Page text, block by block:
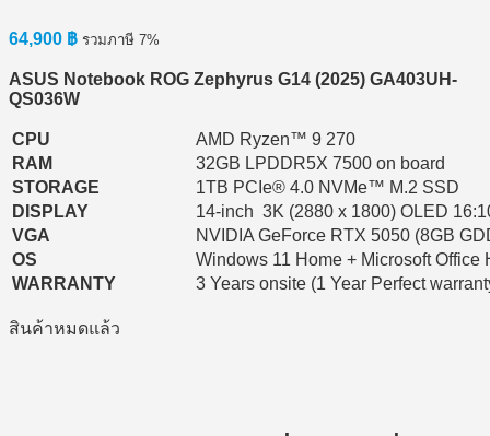
64,900 ฿ รวมภาษี 7%
ASUS Notebook ROG Zephyrus G14 (2025) GA403UH-
QS036W
CPU
AMD Ryzen™ 9 270
RAM
32GB LPDDR5X 7500 on board
STORAGE
1TB PCIe® 4.0 NVMe™ M.2 SSD
DISPLAY
14-inch 3K (2880 x 1800) OLED
VGA
NVIDIA GeForce RTX 5050 (8GB
OS
Windows 11 Home + Microsoft Office
WARRANTY
3 Years onsite (1 Year Perfect
สินค้าหมดแล้ว